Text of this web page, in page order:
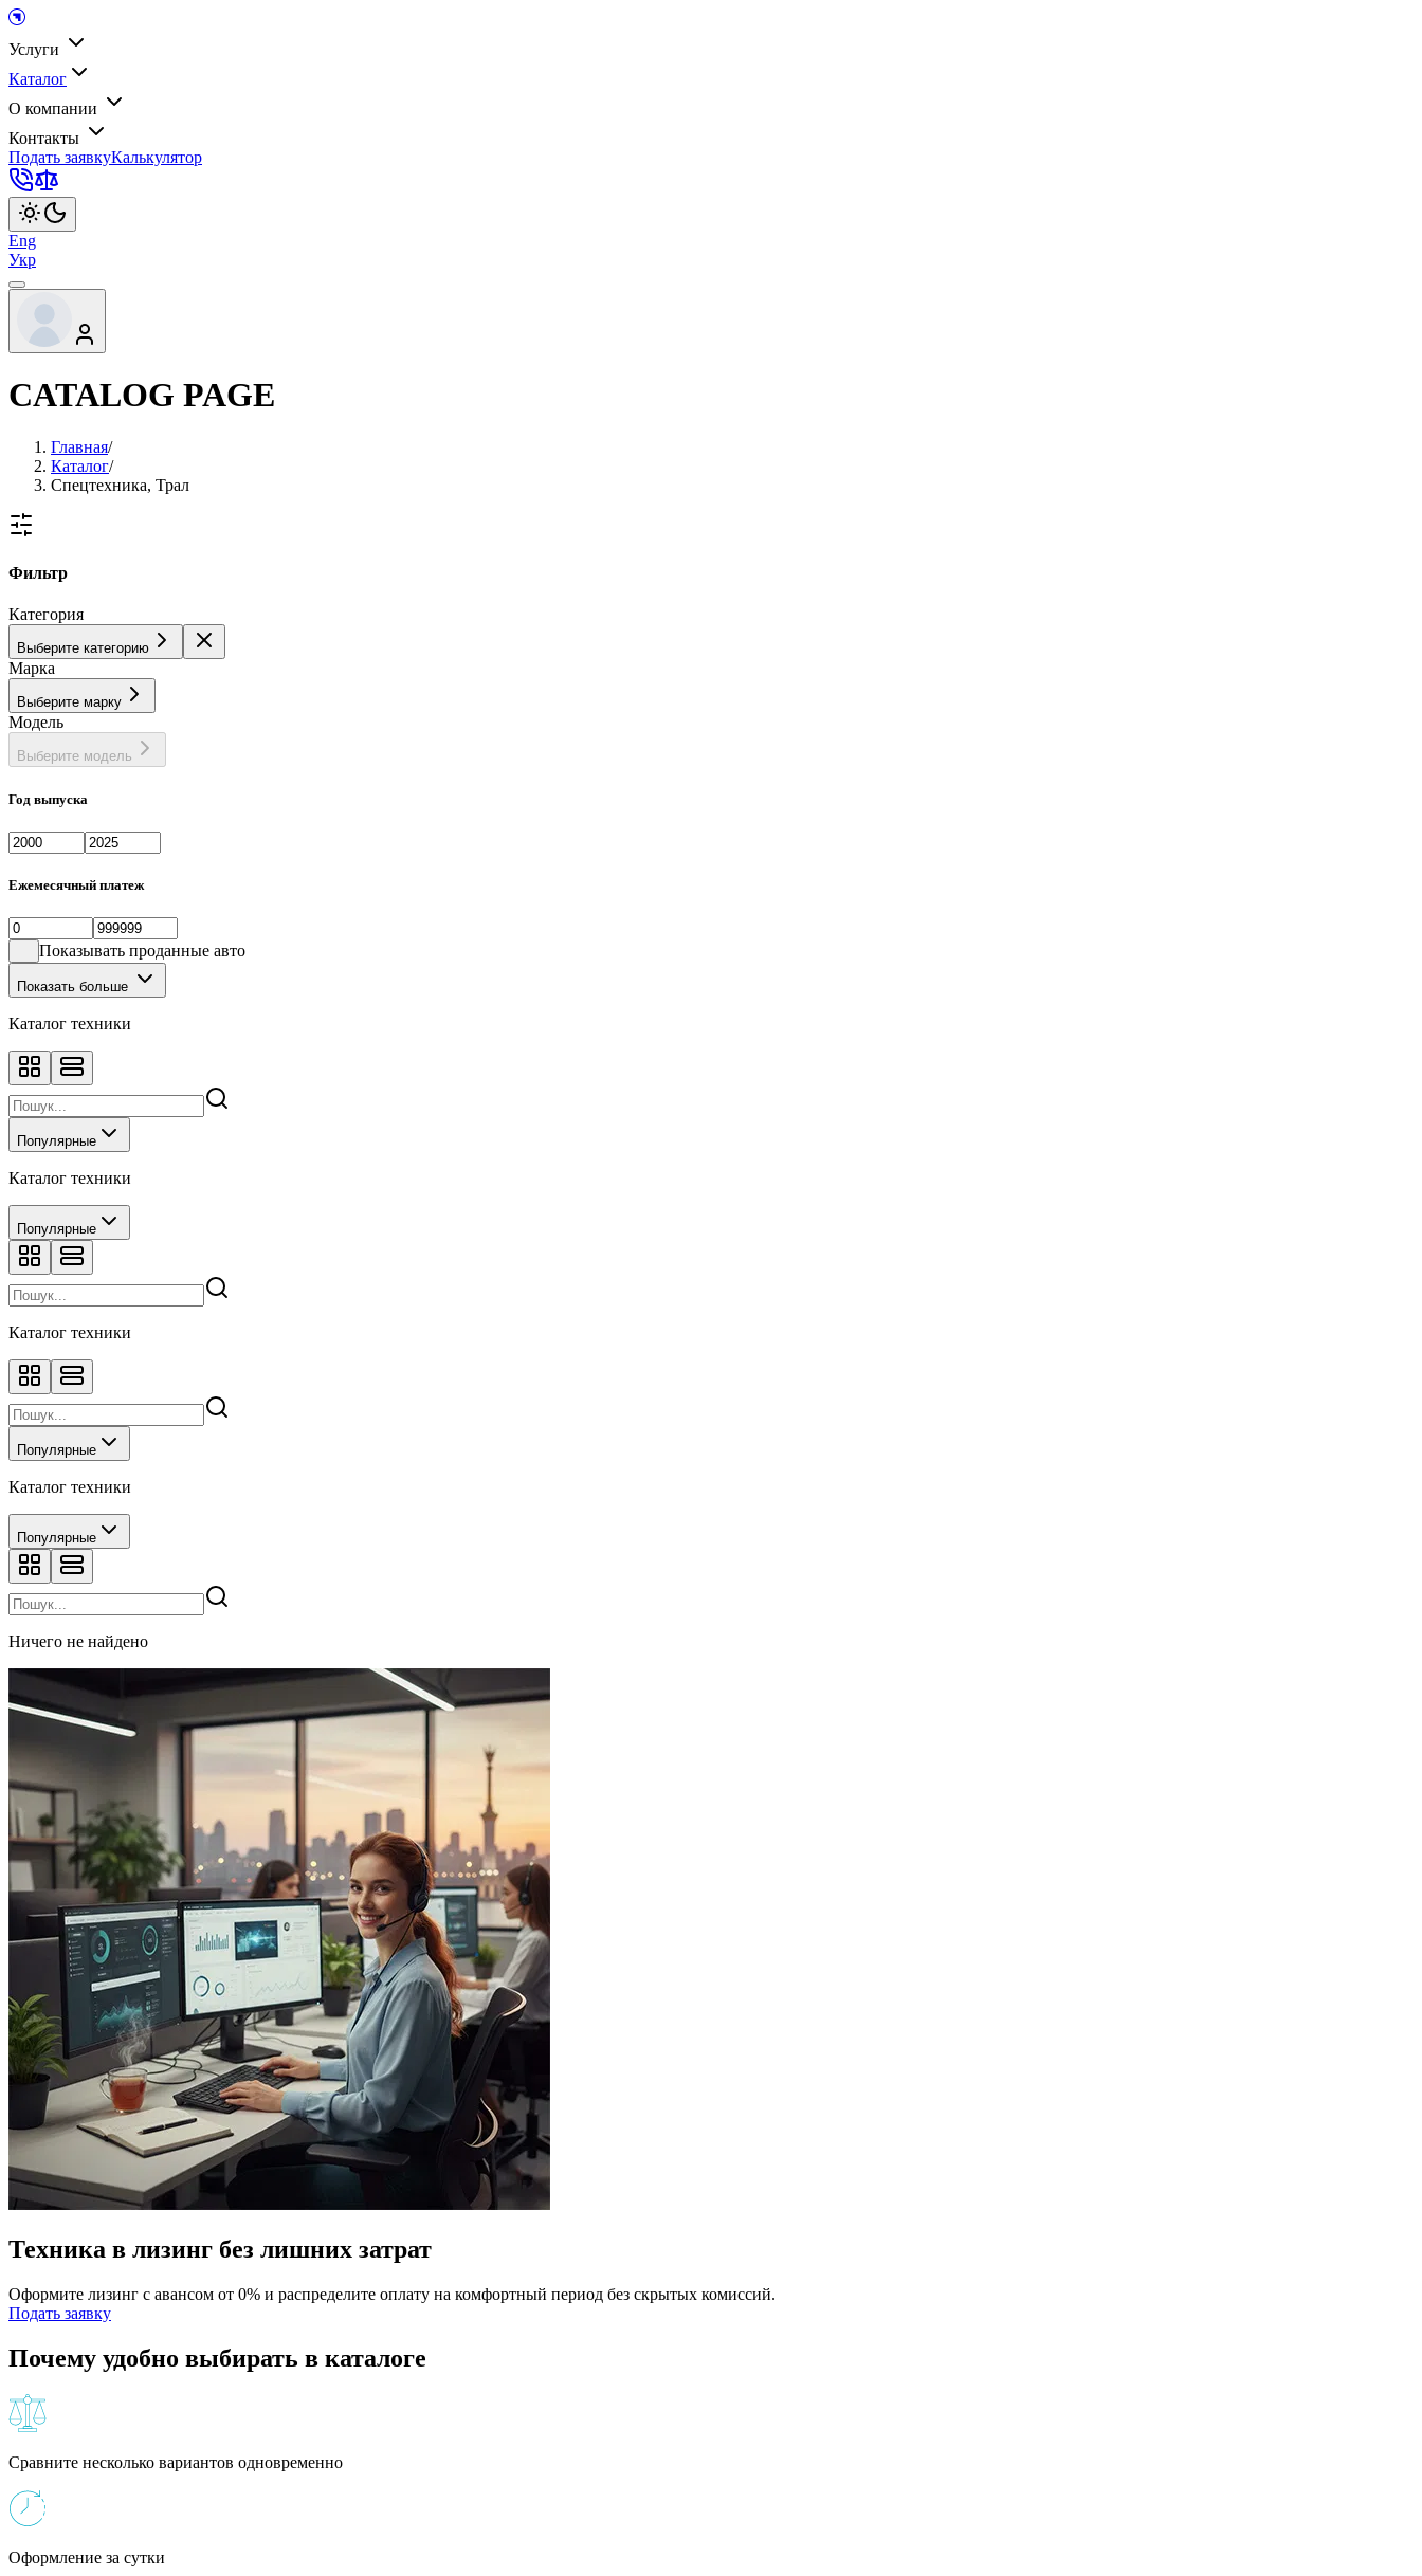
Услуги
Каталог
О компании
Контакты
Подать заявкуКалькулятор
Eng
Укр
CATALOG PAGE
Главная/
Каталог/
Спецтехника, Трал
Фильтр
Категория
Выберите категорию
Марка
Выберите марку
Модель
Выберите модель
Год выпуска
Ежемесячный платеж
Показывать проданные авто
Показать больше
Каталог техники
Популярные
Каталог техники
Популярные
Каталог техники
Популярные
Каталог техники
Популярные
Ничего не найдено
Техника в лизинг без лишних затрат
Оформите лизинг с авансом от 0% и распределите оплату на комфортный период без скрытых комиссий.
Подать заявку
Почему удобно выбирать в каталоге
Сравните несколько вариантов одновременно
Оформление за сутки